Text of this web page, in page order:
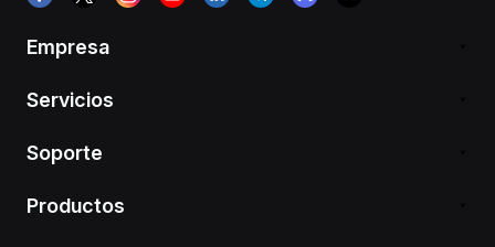
Empresa
Servicios
Soporte
Productos